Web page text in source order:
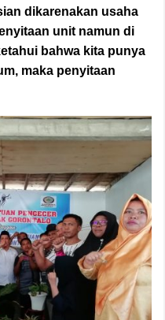
dikarenakan usaha
unit namun di
bahwa kita punya
maka penyitaan